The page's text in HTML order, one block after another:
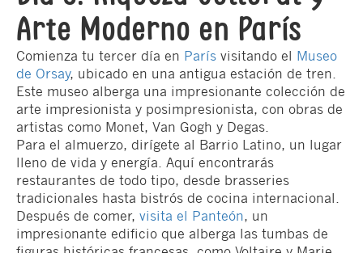
Arte Moderno en París
Comienza tu tercer día en París visitando el Museo
de Orsay, ubicado en una antigua estación de tren.
Este museo alberga una impresionante colección de
arte impresionista y posimpresionista, con obras de
artistas como Monet, Van Gogh y Degas.
Para el almuerzo, dirígete al Barrio Latino, un lugar
lleno de vida y energía. Aquí encontrarás
restaurantes de todo tipo, desde brasseries
tradicionales hasta bistrós de cocina internacional.
Después de comer, visita el Panteón, un
impresionante edificio que alberga las tumbas de